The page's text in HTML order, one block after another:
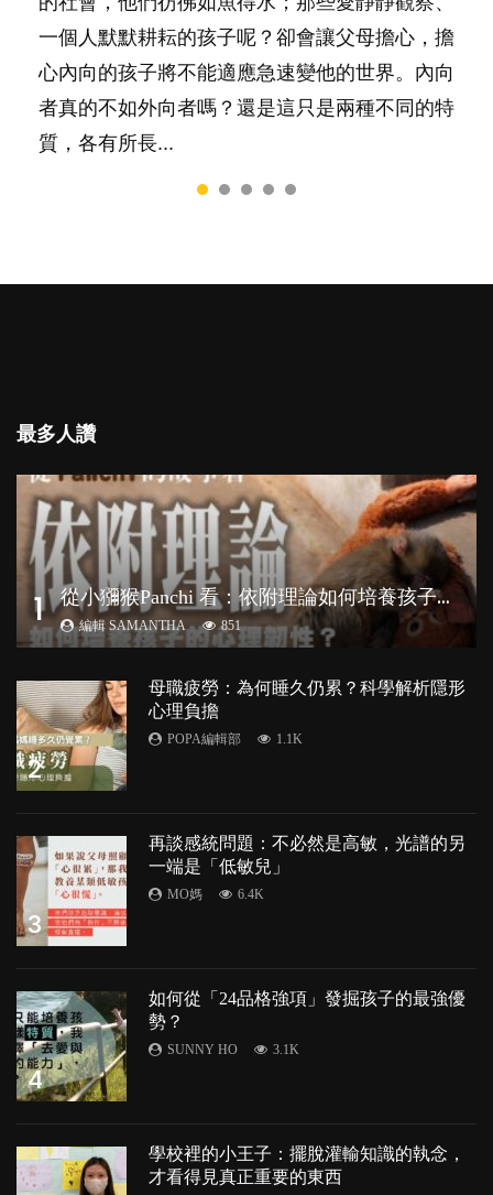
一個人默默耕耘的孩子呢？卻會讓父母擔心，擔
心內向的孩子將不能適應急速變他的世界。內向
者真的不如外向者嗎？還是這只是兩種不同的特
質，各有所長...
是大家說得那麼難。一起來認識婚姻的真相！...
務……當父母的，有千百個任務要做。可惜，有
一樣重要至極的，總被遺漏——關注自己的情緒
和心理健康。...
最多人讚
1 從
小獼猴Panchi 看：依附理論如何培養孩子心理韌性？
編輯 SAMANTHA 851
2
母職疲勞：為何睡久仍累？科學解析隱形
心理負擔
POPA編輯部 1.1K
3
再談感統問題：不必然是高敏，光譜的另
一端是「低敏兒」
MO媽 6.4K
4
如何從「24品格強項」發掘孩子的最強優
勢？
SUNNY HO 3.1K
學校裡的小王子：擺脫灌輸知識的執念，
才看得見真正重要的東西